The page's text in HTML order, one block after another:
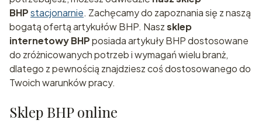
BHPstacjonarnie. Zachęcamy do zapoznania się z naszą
bogatą ofertą artykułów BHP. Naszsklep
internetowy BHPposiada artykuły BHP dostosowane
do zróżnicowanych potrzeb i wymagań wielu branż,
dlatego z pewnością znajdziesz coś dostosowanego do
Twoich warunków pracy.
Sklep BHP online